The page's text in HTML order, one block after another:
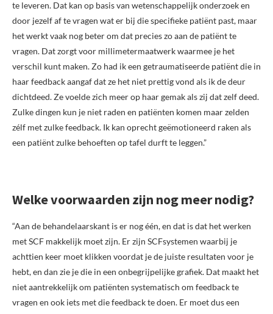
te leveren. Dat kan op basis van wetenschappelijk onderzoek en
door jezelf af te vragen wat er bij die specifieke patiënt past, maar
het werkt vaak nog beter om dat precies zo aan de patiënt te
vragen. Dat zorgt voor millimetermaatwerk waarmee je het
verschil kunt maken. Zo had ik een getraumatiseerde patiënt die in
haar feedback aangaf dat ze het niet prettig vond als ik de deur
dichtdeed. Ze voelde zich meer op haar gemak als zij dat zelf deed.
Zulke dingen kun je niet raden en patiënten komen maar zelden
zélf met zulke feedback. Ik kan oprecht geëmotioneerd raken als
een patiënt zulke behoeften op tafel durft te leggen.”
Welke voorwaarden zijn nog meer nodig?
“Aan de behandelaarskant is er nog één, en dat is dat het werken
met SCF makkelijk moet zijn. Er zijn SCFsystemen waarbij je
achttien keer moet klikken voordat je de juiste resultaten voor je
hebt, en dan zie je die in een onbegrijpelijke grafiek. Dat maakt het
niet aantrekkelijk om patiënten systematisch om feedback te
vragen en ook iets met die feedback te doen. Er moet dus een